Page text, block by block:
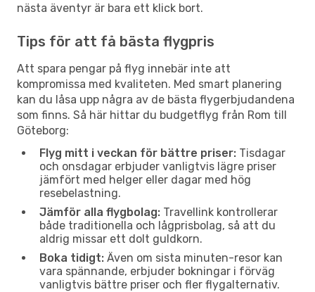
nästa äventyr är bara ett klick bort.
Tips för att få bästa flygpris
Att spara pengar på flyg innebär inte att
kompromissa med kvaliteten. Med smart planering
kan du låsa upp några av de bästa flygerbjudandena
som finns. Så här hittar du budgetflyg från Rom till
Göteborg:
Flyg mitt i veckan för bättre priser: Tisdagar
och onsdagar erbjuder vanligtvis lägre priser
jämfört med helger eller dagar med hög
resebelastning.
Jämför alla flygbolag: Travellink kontrollerar
både traditionella och lågprisbolag, så att du
aldrig missar ett dolt guldkorn.
Boka tidigt: Även om sista minuten-resor kan
vara spännande, erbjuder bokningar i förväg
vanligtvis bättre priser och fler flygalternativ.